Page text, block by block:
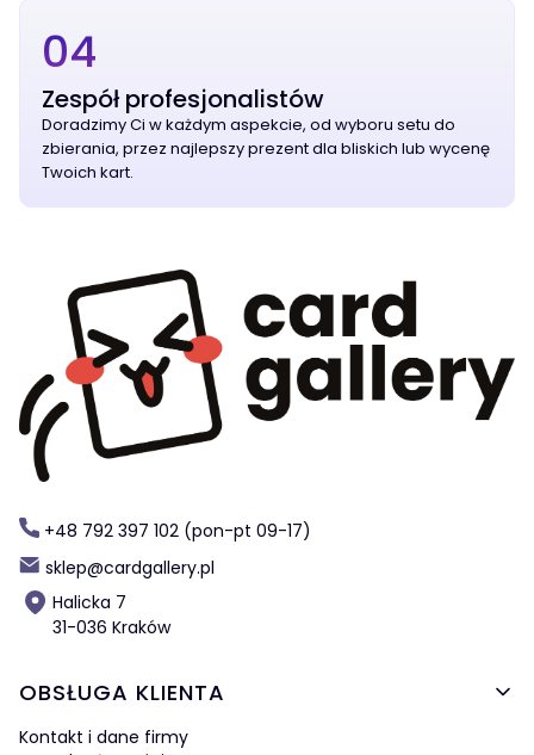
04
Zespół profesjonalistów
Doradzimy Ci w każdym aspekcie, od wyboru setu do
zbierania, przez najlepszy prezent dla bliskich lub wycenę
Twoich kart.
+48 792 397 102 (pon-pt 09-17)
sklep@cardgallery.pl
Halicka 7
31-036 Kraków
Linki w stopce
OBSŁUGA KLIENTA
Kontakt i dane firmy